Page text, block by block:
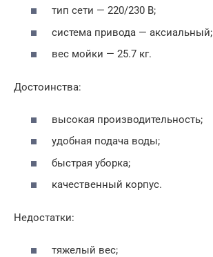
тип сети — 220/230 В;
система привода — аксиальный;
вес мойки — 25.7 кг.
Достоинства:
высокая производительность;
удобная подача воды;
быстрая уборка;
качественный корпус.
Недостатки:
тяжелый вес;